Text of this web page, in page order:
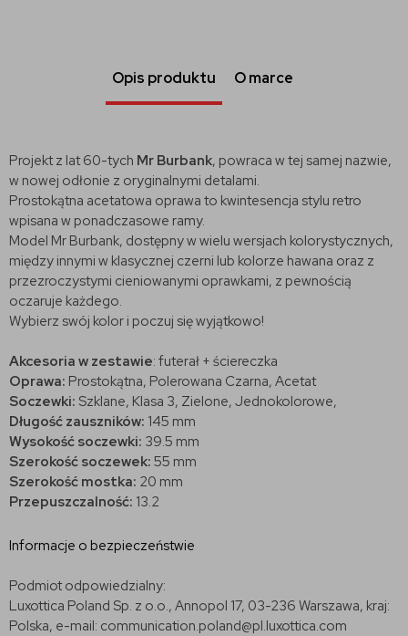
Opis produktu O marce
Projekt z lat 60-tych Mr Burbank, powraca w tej samej nazwie,
w nowej odłonie z oryginalnymi detalami.
Prostokątna acetatowa oprawa to kwintesencja stylu retro
wpisana w ponadczasowe ramy.
Model Mr Burbank, dostępny w wielu wersjach kolorystycznych,
między innymi w klasycznej czerni lub kolorze hawana oraz z
przezroczystymi cieniowanymi oprawkami, z pewnością
oczaruje każdego.
Wybierz swój kolor i poczuj się wyjątkowo!
Akcesoria w zestawie: futerał + ściereczka
Oprawa: Prostokątna, Polerowana Czarna, Acetat
Soczewki: Szklane, Klasa 3, Zielone, Jednokolorowe,
Długość zauszników: 145 mm
Wysokość soczewki: 39.5 mm
Szerokość soczewek: 55 mm
Szerokość mostka: 20 mm
Przepuszczalność: 13.2
Informacje o bezpieczeństwie
Podmiot odpowiedzialny:
Luxottica Poland Sp. z o.o., Annopol 17, 03-236 Warszawa, kraj:
Polska, e-mail: communication.poland@pl.luxottica.com